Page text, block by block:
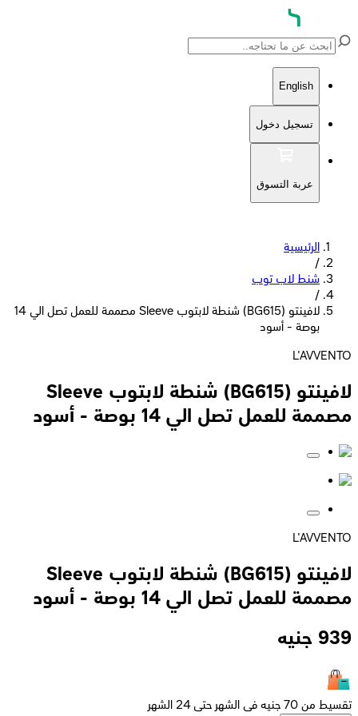
English
تسجيل دخول
عربة التسوق
الرئيسية
/
شنط لاب توب
/
لافينتو (BG615) شنطة لابتوب Sleeve مصممة للعمل تصل الي 14
بوصة - أسود
L'AVVENTO
لافينتو (BG615) شنطة لابتوب Sleeve
مصممة للعمل تصل الي 14 بوصة - أسود
L'AVVENTO
لافينتو (BG615) شنطة لابتوب Sleeve
مصممة للعمل تصل الي 14 بوصة - أسود
939 جنيه
تقسيط من 70 جنيه فى الشهر حتى 24 الشهر